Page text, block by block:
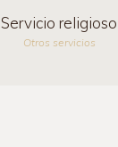
Servicio religioso
Otros servicios